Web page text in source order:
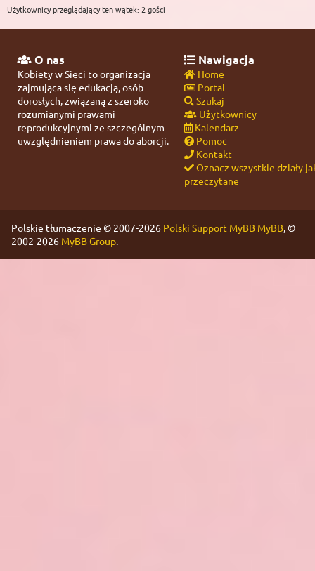
Użytkownicy przeglądający ten wątek: 2 gości
O nas
Kobiety w Sieci to organizacja
zajmująca się edukacją, osób
dorosłych, związaną z szeroko
rozumianymi prawami
reprodukcyjnymi ze szczególnym
uwzględnieniem prawa do aborcji.
Nawigacja
Home
Portal
Szukaj
Użytkownicy
Kalendarz
Pomoc
Kontakt
Oznacz wszystkie działy
przeczytane
Polskie tłumaczenie © 2007-2026 Polski Support MyBB MyBB, ©
2002-2026 MyBB Group.